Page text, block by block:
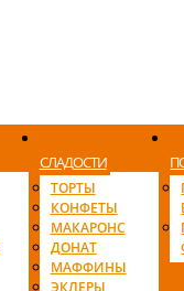
СЛАДОСТИ
ТОРТЫ
КОНФЕТЫ
МАКАРОНС
ДОНАТ
МАФФИНЫ
ЭКЛЕРЫ